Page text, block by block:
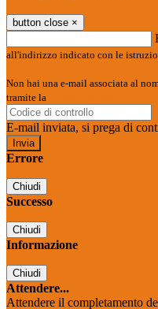
button close ×
all'indirizzo indicato con le
Non hai una e-mail associata al
tramite la
E-mail inviata, si prega di
Errore
Chiudi
Successo
Chiudi
Informazione
Chiudi
Attendere...
Attendere il completamento